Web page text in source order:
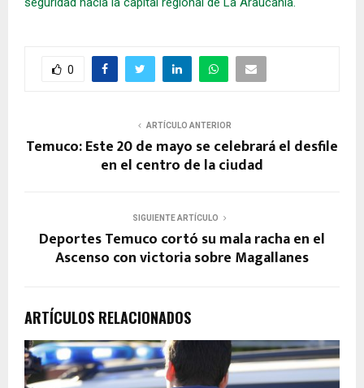
0
ARTÍCULO ANTERIOR
Temuco: Este 20 de mayo se celebrará el desfile
en el centro de la ciudad
SIGUIENTE ARTÍCULO
Deportes Temuco cortó su mala racha en el
Ascenso con victoria sobre Magallanes
ARTÍCULOS RELACIONADOS